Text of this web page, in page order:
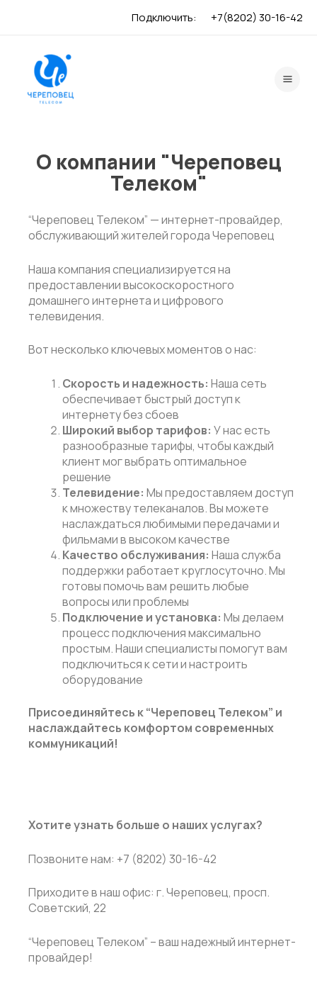
Подключить: +7(8202) 30-16-42
О компании "Череповец
Телеком"
“Череповец Телеком” — интернет-провайдер,
обслуживающий жителей города Череповец
Наша компания специализируется на
предоставлении высокоскоростного
домашнего интернета и цифрового
телевидения.
Вот несколько ключевых моментов о нас:
Скорость и надежность: Наша сеть
обеспечивает быстрый доступ к
интернету без сбоев
Широкий выбор тарифов: У нас есть
разнообразные тарифы, чтобы каждый
клиент мог выбрать оптимальное
решение
Телевидение: Мы предоставляем доступ
к множеству телеканалов. Вы можете
наслаждаться любимыми передачами и
фильмами в высоком качестве
Качество обслуживания: Наша служба
поддержки работает круглосуточно. Мы
готовы помочь вам решить любые
вопросы или проблемы
Подключение и установка: Мы делаем
процесс подключения максимально
простым. Наши специалисты помогут вам
подключиться к сети и настроить
оборудование
Присоединяйтесь к “Череповец Телеком” и
наслаждайтесь комфортом современных
коммуникаций!
Хотите узнать больше о наших услугах?
Позвоните нам: +7 (8202) 30-16-42
Приходите в наш офис: г. Череповец, просп.
Советский, 22
“Череповец Телеком” – ваш надежный интернет-
провайдер!